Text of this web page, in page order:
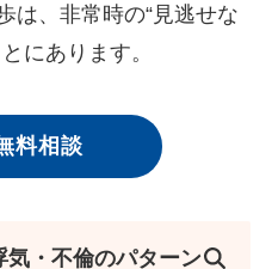
は、非常時の“見逃せな
にあります。
料相談
気・不倫のパターン